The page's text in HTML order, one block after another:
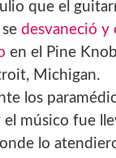
que el
se desvaneció y
en el Pine
Michigan.
los
músico fue
lo